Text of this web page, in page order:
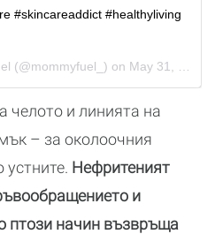
#skincareaddict #healthyliving
(@mommyfuel_) on May 31, 2018 at 2:10pm PDT
челото и линията на
– за околоочния
устните. Нефритеният
и
птози начин възвръща